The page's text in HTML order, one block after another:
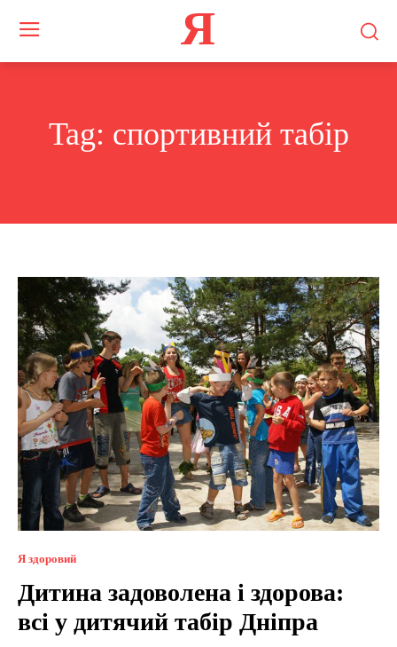
Я
Tag: спортивний табір
Я здоровий
Дитина задоволена і здорова:
всі у дитячий табір Дніпра